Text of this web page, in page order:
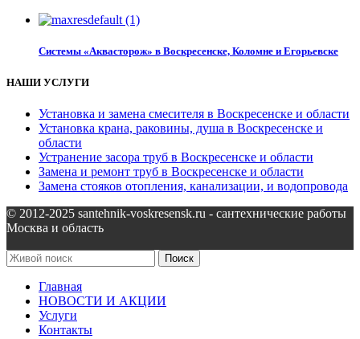
Системы «Аквасторож» в Воскресенске, Коломне и Егорьевске
НАШИ УСЛУГИ
Установка и замена смесителя в Воскресенске и области
Установка крана, раковины, душа в Воскресенске и
области
Устранение засора труб в Воскресенске и области
Замена и ремонт труб в Воскресенске и области
Замена стояков отопления, канализации, и водопровода
© 2012-2025 santehnik-voskresensk.ru - сантехнические работы
Москва и область
Поиск
Главная
НОВОСТИ И АКЦИИ
Услуги
Контакты